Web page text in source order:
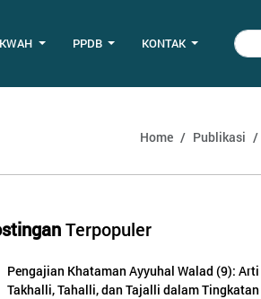
PPDB KONTAK
Home Publikasi
Terpopuler
Pengajian Khataman Ayyuhal Walad (9): Arti
Takhalli, Tahalli, dan Tajalli dalam Tingkatan